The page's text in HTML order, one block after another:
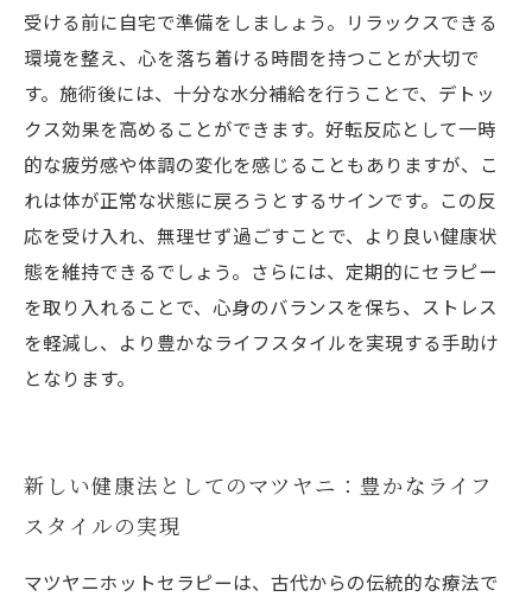
受ける前に自宅で準備をしましょう。リラックスできる
環境を整え、心を落ち着ける時間を持つことが大切で
す。施術後には、十分な水分補給を行うことで、デトッ
クス効果を高めることができます。好転反応として一時
的な疲労感や体調の変化を感じることもありますが、こ
れは体が正常な状態に戻ろうとするサインです。この反
応を受け入れ、無理せず過ごすことで、より良い健康状
態を維持できるでしょう。さらには、定期的にセラピー
を取り入れることで、心身のバランスを保ち、ストレス
を軽減し、より豊かなライフスタイルを実現する手助け
となります。
新しい健康法としてのマツヤニ：豊かなライフ
スタイルの実現
マツヤニホットセラピーは、古代からの伝統的な療法で